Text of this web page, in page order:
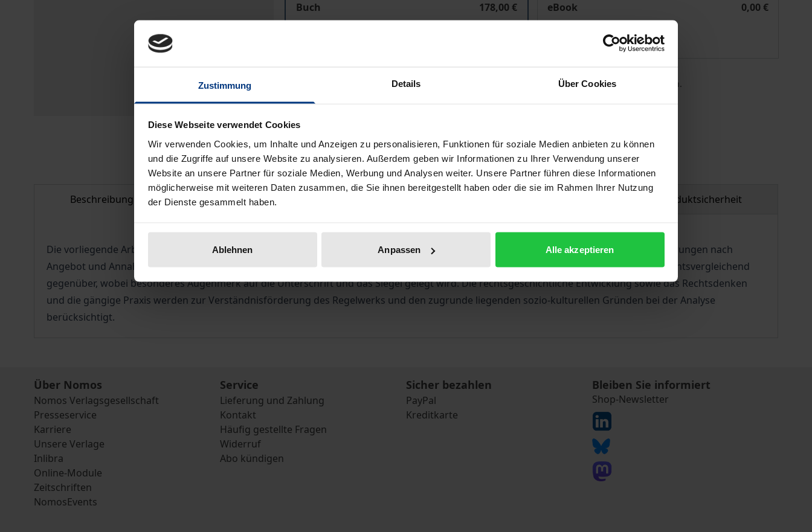
Zustimmung Details Über Cookies
Diese Webseite verwendet Cookies
Wir verwenden Cookies, um Inhalte und Anzeigen zu personalisieren, Funktionen für soziale Medien anbieten zu können
und die Zugriffe auf unsere Website zu analysieren. Außerdem geben wir Informationen zu Ihrer Verwendung unserer
Website an unsere Partner für soziale Medien, Werbung und Analysen weiter. Unsere Partner führen diese Informationen
möglicherweise mit weiteren Daten zusammen, die Sie ihnen bereitgestellt haben oder die sie im Rahmen Ihrer Nutzung
der Dienste gesammelt haben.
Ablehnen Anpassen Alle akzeptieren
Buch
178,00 €
eBook
0,00 €
Preisangaben inkl. MwSt. Abhängig von der Lieferadresse kann die MwSt. an der Kasse variieren.
Hinweise zu Versandkosten
Beschreibung Bibliografische Angaben Produktsicherheit
Die vorliegende Arbeit untersucht die Vertragsschlussregelungen im englischen, deutschen und japanischen Recht und stellt die Anforderungen nach
Angebot und Annahme, Rechtbindungswillen und weiteren Voraussetzungen wie der englischen Consideration und Formvorschriften rechtsvergleichend
gegenüber, wobei besonderes Augenmerk auf die Unterschrift und das Siegel gelegt wird. Die rechtsgeschichtliche Entwicklung sowie das Rechtsdenken
und die gängige Praxis werden zur Verständnisförderung des Regelwerks und den zugrunde liegenden sozio-kulturellen Gründen bei der Analyse
berücksichtigt.
Über Nomos
Nomos Verlagsgesellschaft
Presseservice
Karriere
Unsere Verlage
Inlibra
Online-Module
Zeitschriften
NomosEvents
Service
Lieferung und Zahlung
Kontakt
Häufig gestellte Fragen
Widerruf
Abo kündigen
Sicher bezahlen
PayPal
Kreditkarte
Bleiben Sie informiert
Shop-Newsletter